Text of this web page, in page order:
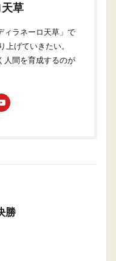
草
ィラネーロ天草」で
上げていきたい。
人間を育成するのが
勝